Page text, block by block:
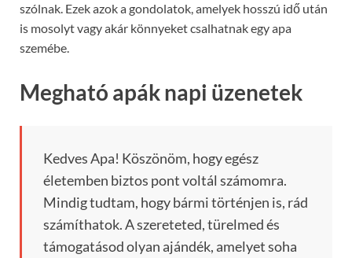
szólnak. Ezek azok a gondolatok, amelyek hosszú idő után
is mosolyt vagy akár könnyeket csalhatnak egy apa
szemébe.
Megható apák napi üzenetek
Kedves Apa! Köszönöm, hogy egész
életemben biztos pont voltál számomra.
Mindig tudtam, hogy bármi történjen is, rád
számíthatok. A szereteted, türelmed és
támogatásod olyan ajándék, amelyet soha